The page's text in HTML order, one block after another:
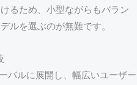
るため、小型ながらもバラン
ルを選ぶのが無難です。
バルに展開し、幅広いユーザー